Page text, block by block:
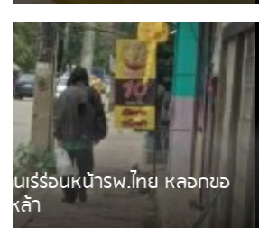
เดือนร้อน! ชาวเชียงรายบ่นรถ
บายพาสเสียงดังสร้างความร